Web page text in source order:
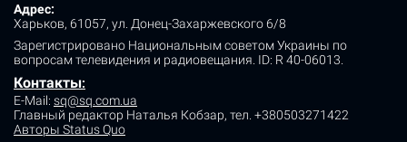
Адрес:
Харьков, 61057, ул. Донец-Захаржевского 6/8
Зарегистрировано Национальным советом Украины по
вопросам телевидения и радиовещания. ID: R 40-06013.
Контакты:
E-Mail: sq@sq.com.ua
Главный редактор Наталья Кобзар, тел. +380503271422
Авторы Status Quo